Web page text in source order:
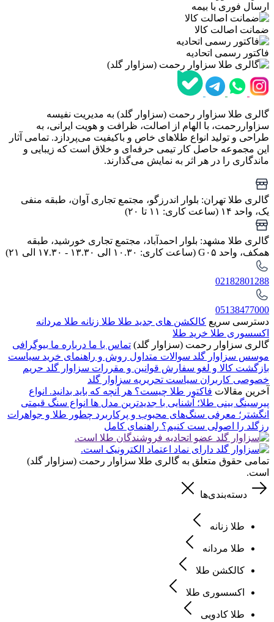
ارسال فوری با بیمه
ضمانت اصالت کالا
فاکتور رسمی اتحادیه
گالری طلا سزاوار رحمت (سزاوار گلد) به مدیریت نفیسه
سزاواررحمت، با الهام از اصالت، ظرافت و هویت ایرانی، به
طراحی و تولید انواع طلاهای خاص و باکیفیت می‌پردازد. تمامی آثار
این مجموعه حاصل کار تیمی حرفه‌ای و خلاق است که زیبایی و
ماندگاری را در هر اثر به نمایش می‌گذارند.
گالری طلا تهران: بلوار اندرزگو، مجتمع تجاری آوان، طبقه منفی
یک، واحد ۱۴ (ساعت کاری: ۱۱ تا ۲۰)
گالری طلا مشهد: بلوار احمدآباد، مجتمع تجاری خورشید، طبقه
همکف، واحد G۰۵ (ساعت کاری: ۱۰.۳۰ الی ۱۳.۳۰ - ۱۷.۳۰ الی ۲۱)
02182801288
05138477000
دسترسی سریع کالکشن های جدید طلا طلا زنانه طلا مردانه
اکسسوری طلا خرید طلا
گالری سزاوار رحمت (سزاوار گلد) تماس با ما درباره ما بیوگرافی
موسس سزاوار گلد سوالات متداول روش و راهنمای خرید سیاست
بازگشت کالا و لغو سفارش قوانین و مقررات سزاوار گلد حریم
خصوصی کاربران سیاست تحریریه سزاوار گلد
آخرین مقالات فاکتور طلا چیست؟ هر آنچه که باید بدانید. انواع
پیرسینگ بینی طلا؛ آشنایی با جدیدترین مدل ها انواع سنگ قیمتی
انگشتر؛ معرفی سنگ‌های محبوب و پرکاربرد چطور طلا و جواهرات
رزگلد را اصولی ست کنیم؟ راهنمای کامل
تمامی حقوق متعلق به گالری طلا سزاوار رحمت (سزاوار گلد)
است.
دسته‌بندی‌ها
طلا زنانه
طلا مردانه
کالکشن طلا
اکسسوری طلا
طلا کادویی